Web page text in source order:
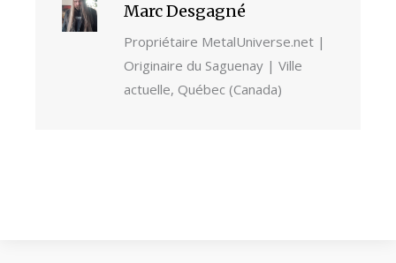
Marc Desgagné
Propriétaire MetalUniverse.net |
Originaire du Saguenay | Ville
actuelle, Québec (Canada)